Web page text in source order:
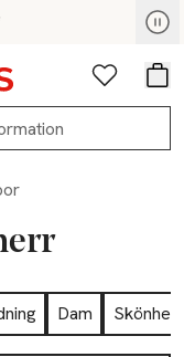
nu
Favoriter
Dam
Skönhet